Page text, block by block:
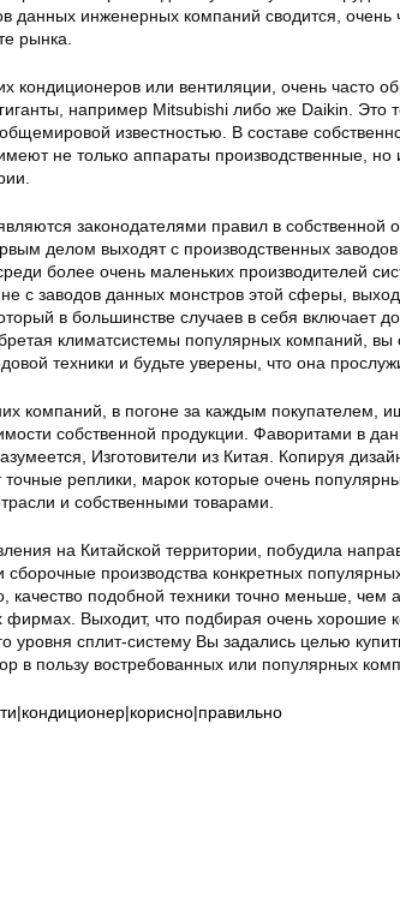
данных инженерных компаний сводится, очень
рынка.
кондиционеров или вентиляции, очень часто
например Mitsubishi либо же Daikin. Это
известностью. В составе
не только аппараты производственные, но
законодателями правил в собственной
делом выходят с производственных
более очень маленьких производителей
с заводов данных монстров этой сферы,
в большинстве случаев в себя включает
климатсистемы популярных компаний, вы
техники и будьте уверены, что она
компаний, в погоне за каждым покупателем,
собственной продукции. Фаворитами в
Изготовители из Китая. Копируя
реплики, марок которые очень
и собственными товарами.
на Китайской территории, побудила
производства конкретных
качество подобной техники точно меньше, чем
фирмах. Выходит, что подбирая очень хорошие
уровня сплит-систему Вы задались целью
в пользу востребованных или популярных